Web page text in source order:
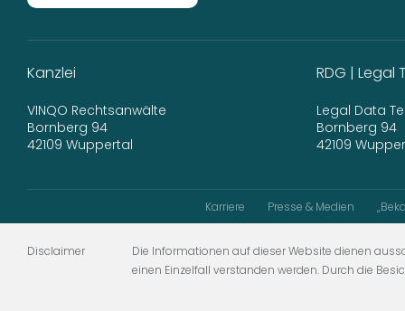
Kanzlei
VINQO Rechtsanwälte
Bornberg 94
42109 Wuppertal
RDG | Legal
Legal Data
Bornberg 94
42109
Karriere Presse & Medien
Disclaimer
Die Informationen auf dieser Website dienen
einen Einzelfall verstanden werden. Durch die